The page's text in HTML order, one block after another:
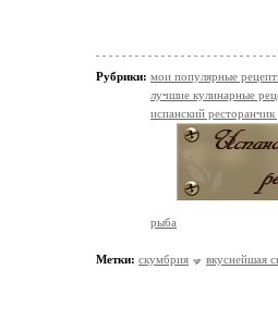
Рубрики: мои популярные
лучшие кулинарные
испанский
рыба
Метки: скумбрия вкуснейшая